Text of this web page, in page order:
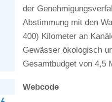
der
Abstimmung mit den
400) Kilometer an
Gewässer ökologisch
Gesamtbudget von 4,5
Webcode